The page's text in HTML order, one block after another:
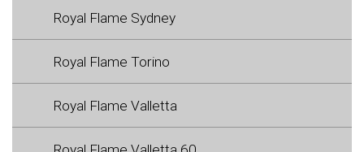
Royal Flame Sydney
Royal Flame Torino
Royal Flame Valletta